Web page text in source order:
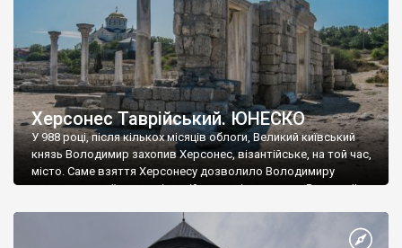
Херсонес Таврійський. ЮНЕСКО
У 988 році, після кількох місяців облоги, Великий київський
князь Володимир захопив Херсонес, візантійське, на той час,
місто. Саме взяття Херсонесу дозволило Володимиру
диктувати свої умови візантійському імператору Василю ІІ, та
Херсонесі Володимир-язичник, став Василем-християнином.
А потім було Хрещення Русі. На честь Херсонесу Таврійського